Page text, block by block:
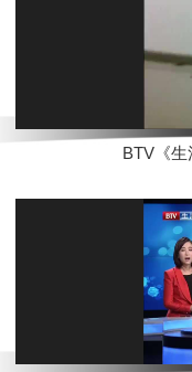
BTV《